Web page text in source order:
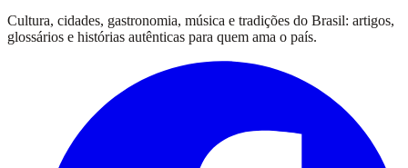
Cultura, cidades, gastronomia, música e tradições do Brasil: artigos,
glossários e histórias autênticas para quem ama o país.